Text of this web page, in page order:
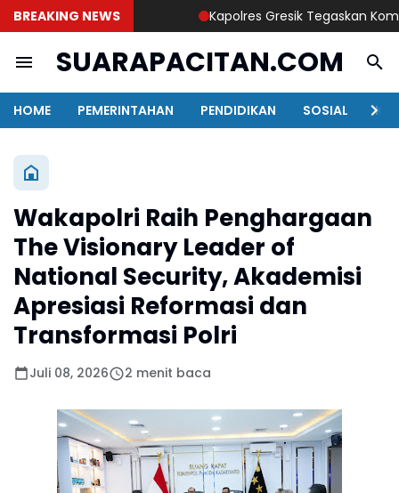
BREAKING NEWS Kapolres Gresik Tegaskan
SUARAPACITAN.COM
HOME PEMERINTAHAN PENDIDIKAN SOSIAL
Wakapolri Raih Penghargaan
The Visionary Leader of
National Security, Akademisi
Apresiasi Reformasi dan
Transformasi Polri
Juli 08, 2026 2 menit baca